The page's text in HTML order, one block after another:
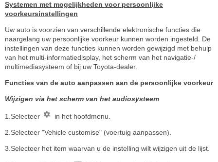
Systemen met mogelijkheden voor persoonlijke
voorkeursinstellingen
Uw auto is voorzien van verschillende elektronische functies die
naargelang uw persoonlijke voorkeur kunnen worden ingesteld. De
instellingen van deze functies kunnen worden gewijzigd met behulp
van het multi-informatiedisplay, het scherm van het navigatie-/
multimediasysteem of bij uw Toyota-dealer.
Functies van de auto aanpassen aan de persoonlijke voorkeur
Wijzigen via het scherm van het audiosysteem
1.Selecteer in het hoofdmenu.
2.Selecteer "Vehicle customise" (voertuig aanpassen).
3.Selecteer het item waarvan u de instelling wilt wijzigen uit de lijst.